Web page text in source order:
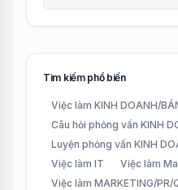
Tìm kiếm phổ biến
Việc làm KINH DOANH/
Câu hỏi phỏng vấn KINH
Luyện phỏng vấn KINH
Việc làm IT
Việc làm
Việc làm MARKETING/PR/